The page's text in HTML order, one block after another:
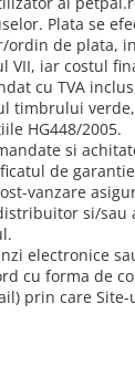
Plata se
ordin de plata,
VII, iar costul
cu TVA
timbrului
HG448/2005.
si
de
vanzare
si/sau
electronice
cu forma de
prin care